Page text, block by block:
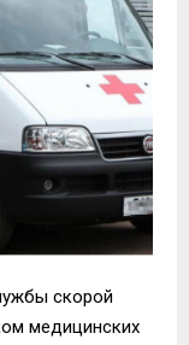
скорой
медицинских